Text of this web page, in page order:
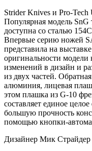
Strider Knives и Pro-Tech
Популярная модель SnG
доступна со сталью
Впервые серию ножей
представила на
оригинальности модели
изменений в дизайн и
из двух частей.
алюминия, лицевая
этом плашка из G-10
составляет единое
большую прочность
помощью кнопки-
Дизайнер Мик